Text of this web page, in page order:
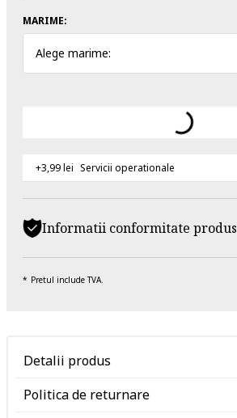
MARIME:
Alege marime:
+3,99 lei Servicii operationale
Informatii conformitate produs
Pretul include TVA.
Detalii produs
Politica de returnare